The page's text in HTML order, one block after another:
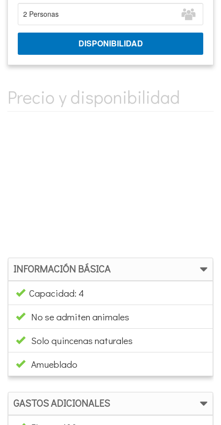
Precio y disponibilidad
INFORMACIÓN BÁSICA
Capacidad: 4
No se admiten animales
Solo quincenas naturales
Amueblado
GASTOS ADICIONALES